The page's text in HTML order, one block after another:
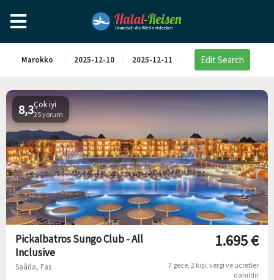
Marokko 2025-12-10 2025-12-11 Edit Search
Çok iyi
25 yorum
8,3
Pickalbatros Sungo Club - All
Inclusive
Saâda, Fas
1.695 €
7 gece 2 kişi vergi ve ücretler
dahildir